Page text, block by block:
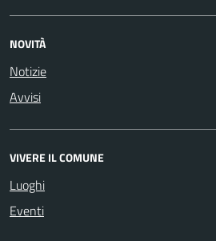
NOVITÀ
Notizie
Avvisi
VIVERE IL COMUNE
Luoghi
Eventi